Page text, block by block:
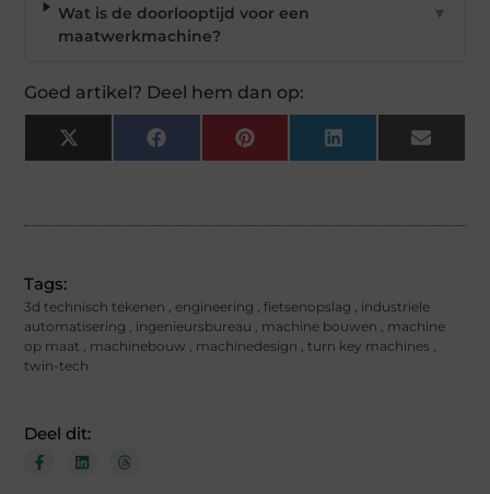
Wat is de doorlooptijd voor een
maatwerkmachine?
▼
Goed artikel? Deel hem dan op:
X
(Twitter)
Facebook Pinterest LinkedIn Email
Tags:
3d technisch tekenen engineering fietsenopslag
industriele
automatisering
ingenieursbureau machine bouwen
machine
op maat
machinebouw machinedesign turn key machines
twin-tech
Deel dit: